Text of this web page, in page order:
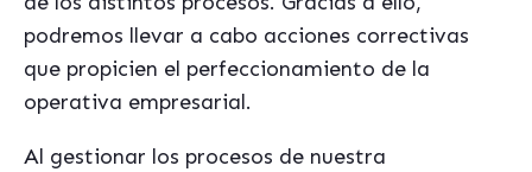
podremos llevar a cabo acciones correctivas
que propicien el perfeccionamiento de la
operativa empresarial.
Al gestionar los procesos de nuestra